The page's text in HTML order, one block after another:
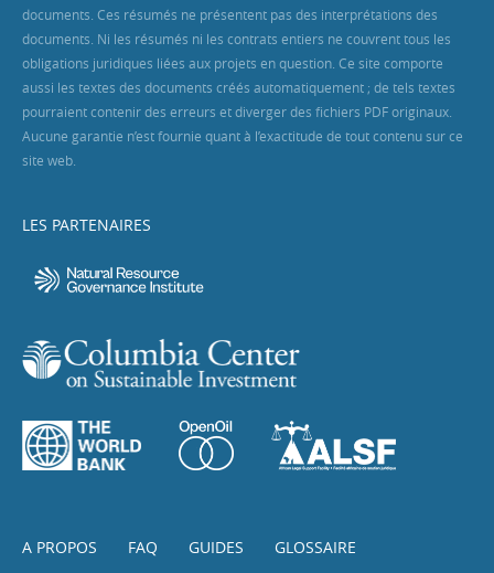
documents. Ces résumés ne présentent pas des interprétations des
documents. Ni les résumés ni les contrats entiers ne couvrent tous les
obligations juridiques liées aux projets en question. Ce site comporte
aussi les textes des documents créés automatiquement ; de tels textes
pourraient contenir des erreurs et diverger des fichiers PDF originaux.
Aucune garantie n’est fournie quant à l’exactitude de tout contenu sur ce
site web.
LES PARTENAIRES
A PROPOS FAQ GUIDES
GLOSSAIRE